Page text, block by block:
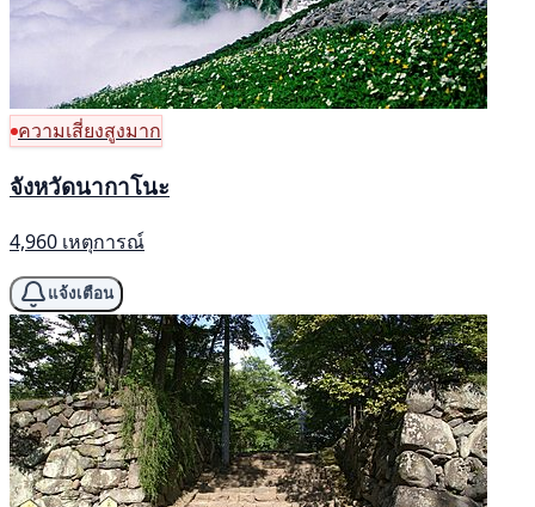
ความเสี่ยงสูงมาก
จังหวัดนากาโนะ
4,960 เหตุการณ์
แจ้งเตือน